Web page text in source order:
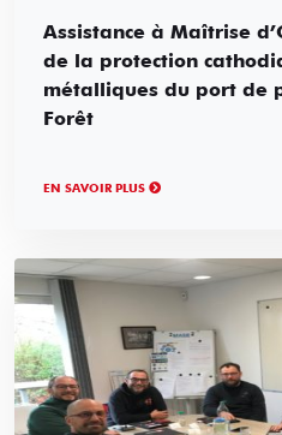
Assistance à Maîtrise
de la protection
métalliques du port de
Forêt
EN SAVOIR PLUS